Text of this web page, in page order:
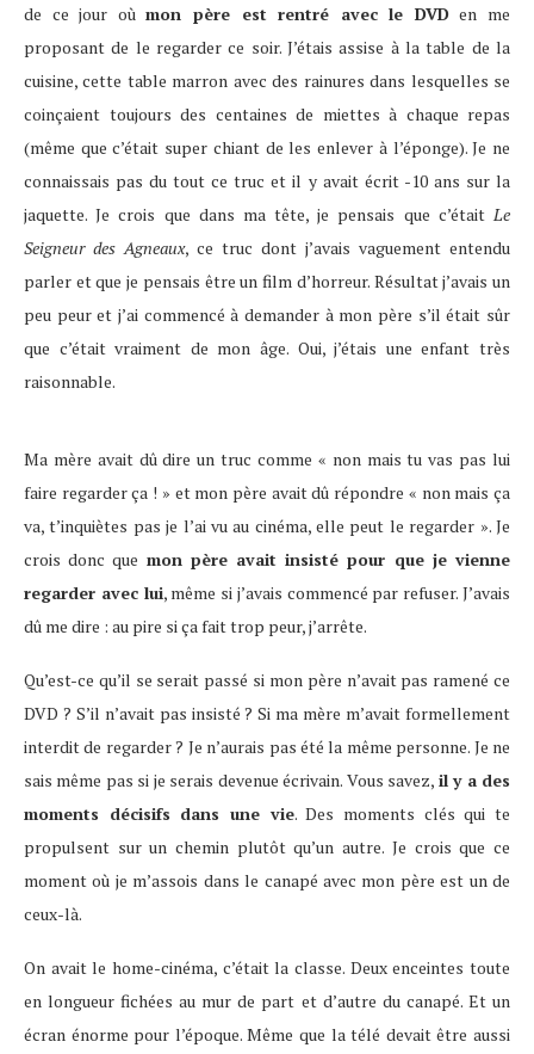
de ce jour oùmon père est rentré avec le DVDen me
proposant de le regarder ce soir. J’étais assise à la table de la
cuisine, cette table marron avec des rainures dans lesquelles se
coinçaient toujours des centaines de miettes à chaque repas
(même que c’était super chiant de les enlever à l’éponge). Je ne
connaissais pas du tout ce truc et il y avait écrit -10 ans sur la
jaquette. Je crois que dans ma tête, je pensais que c’était Le
Seigneur des Agneaux, ce truc dont j’avais vaguement entendu
parler et que je pensais être un film d’horreur. Résultat j’avais un
peu peur et j’ai commencé à demander à mon père s’il était sûr
que c’était vraiment de mon âge. Oui, j’étais une enfant très
raisonnable.
Ma mère avait dû dire un truc comme « non mais tu vas pas lui
faire regarder ça ! » et mon père avait dû répondre « non mais ça
va, t’inquiètes pas je l’ai vu au cinéma, elle peut le regarder ». Je
crois donc que mon père avait insisté pour que je vienne
regarder avec lui, même si j’avais commencé par refuser. J’avais
dû me dire : au pire si ça fait trop peur, j’arrête.
Qu’est-ce qu’il se serait passé si mon père n’avait pas ramené ce
DVD ? S’il n’avait pas insisté ? Si ma mère m’avait formellement
interdit de regarder ? Je n’aurais pas été la même personne. Je ne
sais même pas si je serais devenue écrivain. Vous savez, il y a des
moments décisifs dans une vie. Des moments clés qui te
propulsent sur un chemin plutôt qu’un autre. Je crois que ce
moment où je m’assois dans le canapé avec mon père est un de
ceux-là.
On avait le home-cinéma, c’était la classe. Deux enceintes toute
en longueur fichées au mur de part et d’autre du canapé. Et un
écran énorme pour l’époque. Même que la télé devait être aussi